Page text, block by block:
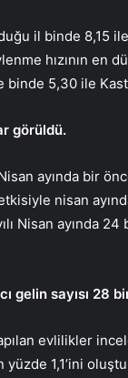
il binde 8,15
hızının en
binde 5,30 ile
görüldü.
ayında bir
nisan
Nisan ayında
gelin sayısı 28
evlilikler
yüzde 1,1’ini